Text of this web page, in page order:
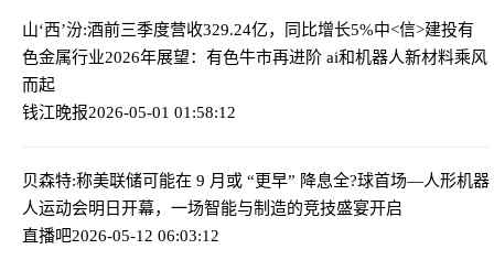
山‘西’汾:酒前三季度营收329.24亿，同比增长5%中<信>建投有
色金属行业2026年展望：有色牛市再进阶 ai和机器人新材料乘风
而起
钱江晚报2026-05-01 01:58:12
贝森特:称美联储可能在 9 月或 “更早” 降息全?球首场—人形机器
人运动会明日开幕，一场智能与制造的竞技盛宴开启
直播吧2026-05-12 06:03:12